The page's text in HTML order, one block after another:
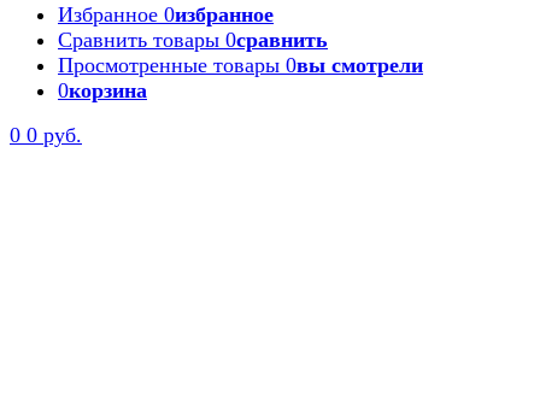
Избранное 0избранное
Сравнить товары 0сравнить
Просмотренные товары 0вы смотрели
0корзина
0 0 руб.